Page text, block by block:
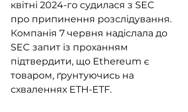
квітні 2024-го судилася з SEC
про припинення розслідування.
Компанія 7 червня надіслала до
SEC запит із проханням
підтвердити, що Ethereum є
товаром, ґрунтуючись на
схваленнях ETH-ETF.